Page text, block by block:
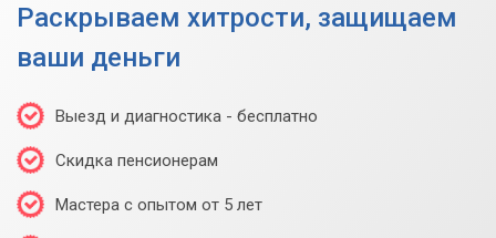
Раскрываем хитрости, защищаем
ваши деньги
Выезд и диагностика - бесплатно
Скидка пенсионерам
Мастера с опытом от 5 лет